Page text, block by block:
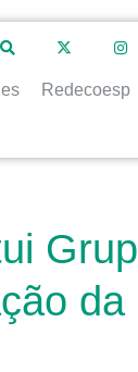
Redecoesp
da